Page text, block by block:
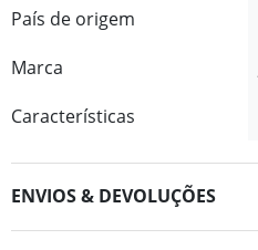
País de origem
Marca
Características
ENVIOS & DEVOLUÇÕES